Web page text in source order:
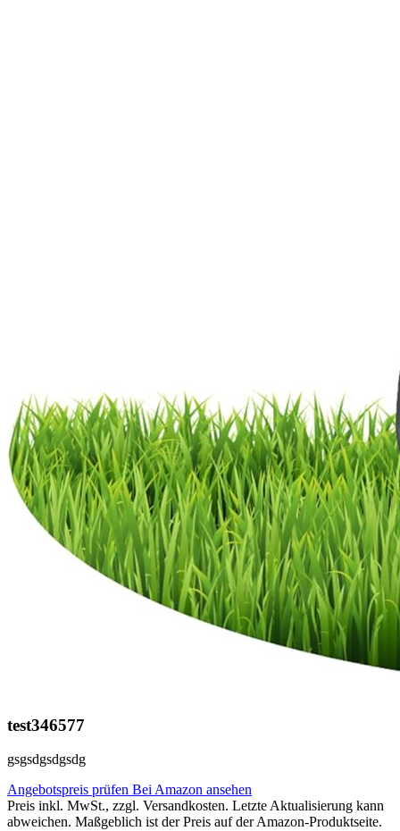
test346577
gsgsdgsdgsdg
Angebotspreis prüfen Bei Amazon ansehen
Preis inkl. MwSt., zzgl. Versandkosten. Letzte Aktualisierung kann
abweichen. Maßgeblich ist der Preis auf der Amazon-Produktseite.